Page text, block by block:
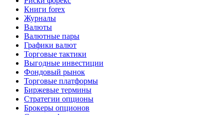
Книги forex
Журналы
Валюты
Валютные пары
Графики валют
Торговые тактики
Выгодные инвестиции
Фондовый рынок
Торговые платформы
Биржевые термины
Стратегии опционы
Брокеры опционов